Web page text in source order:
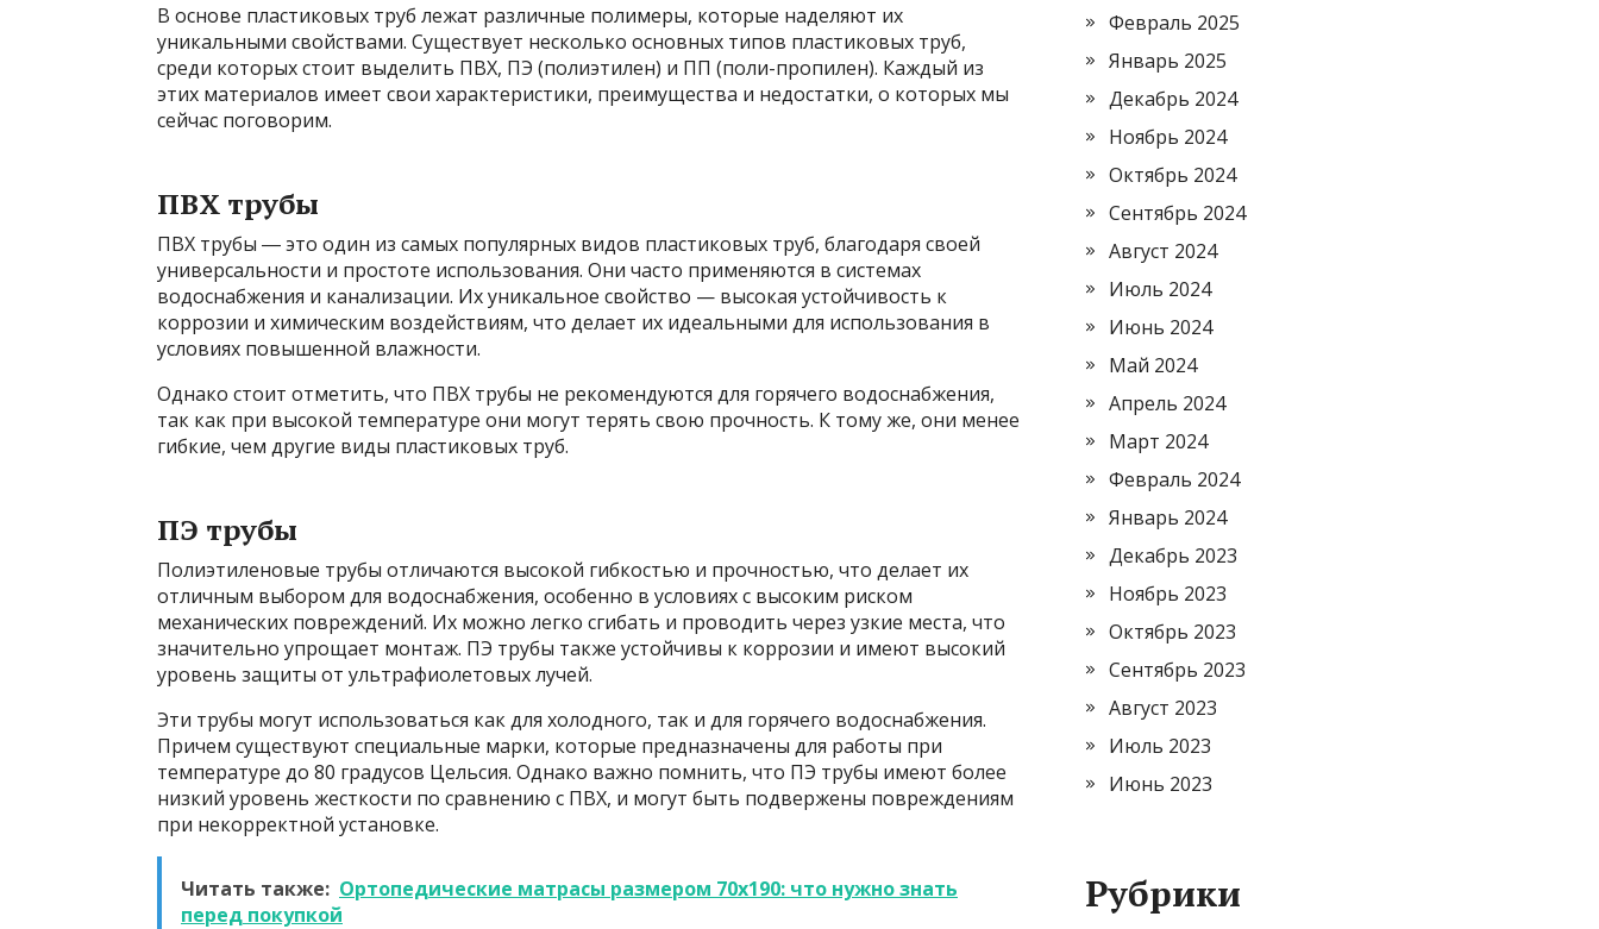
В основе пластиковых труб лежат различные полимеры, которые наделяют их
уникальными свойствами. Существует несколько основных типов пластиковых труб,
среди которых стоит выделить ПВХ, ПЭ (полиэтилен) и ПП (поли-пропилен). Каждый из
этих материалов имеет свои характеристики, преимущества и недостатки, о которых мы
сейчас поговорим.
ПВХ трубы
ПВХ трубы ― это один из самых популярных видов пластиковых труб, благодаря своей
универсальности и простоте использования. Они часто применяются в системах
водоснабжения и канализации. Их уникальное свойство — высокая устойчивость к
коррозии и химическим воздействиям, что делает их идеальными для использования в
условиях повышенной влажности.
Однако стоит отметить, что ПВХ трубы не рекомендуются для горячего водоснабжения,
так как при высокой температуре они могут терять свою прочность. К тому же, они менее
гибкие, чем другие виды пластиковых труб.
ПЭ трубы
Полиэтиленовые трубы отличаются высокой гибкостью и прочностью, что делает их
отличным выбором для водоснабжения, особенно в условиях с высоким риском
механических повреждений. Их можно легко сгибать и проводить через узкие места, что
значительно упрощает монтаж. ПЭ трубы также устойчивы к коррозии и имеют высокий
уровень защиты от ультрафиолетовых лучей.
Эти трубы могут использоваться как для холодного, так и для горячего водоснабжения.
Причем существуют специальные марки, которые предназначены для работы при
температуре до 80 градусов Цельсия. Однако важно помнить, что ПЭ трубы имеют более
низкий уровень жесткости по сравнению с ПВХ, и могут быть подвержены повреждениям
при некорректной установке.
Читать также: Ортопедические матрасы размером 70х190: что нужно знать
перед покупкой
Февраль 2025
Январь 2025
Декабрь 2024
Ноябрь 2024
Октябрь 2024
Сентябрь 2024
Август 2024
Июль 2024
Июнь 2024
Май 2024
Апрель 2024
Март 2024
Февраль 2024
Январь 2024
Декабрь 2023
Ноябрь 2023
Октябрь 2023
Сентябрь 2023
Август 2023
Июль 2023
Июнь 2023
Рубрики